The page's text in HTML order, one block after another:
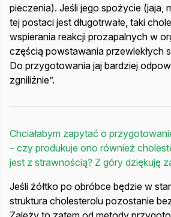
pieczenia). Jeśli jego spożycie (jaja,
tej postaci jest długotrwałe, taki
wspierania reakcji prozapalnych w
częścią powstawania przewlekłych
Do przygotowania jaj bardziej
zgniliźnie”.
Chciałabym zapytać o
– czy produkuje ono również
jest z strawnością? Z góry dziękuję
Jeśli żółtko po obróbce będzie w
struktura cholesterolu pozostanie